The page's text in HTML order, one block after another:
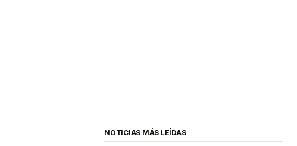
NOTICIAS MÁS LEÍDAS